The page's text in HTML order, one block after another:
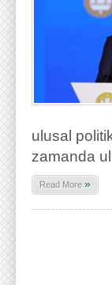
ulusal
zamanda
Read More »